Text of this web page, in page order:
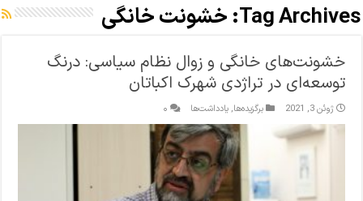
Tag Archives: خشونت خانگی
خشونت‌های خانگی و زوال نظام سیاسی: درنگ
توسعه‌ای در تراژدی شهرک اکباتان
ژوئن 3, 2021 برگزیده‌ها,یادداشت‌ها ۰